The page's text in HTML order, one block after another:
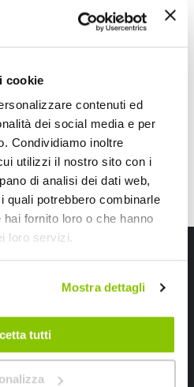
cookie
contenuti ed
dei social media e per
Condividiamo inoltre
utilizzi il nostro sito con i
di analisi dei dati web,
quali potrebbero combinarle
fornito loro o che hanno
loro servizi.
Mostra dettagli
tutti
VALTER MOTO
Speedup
per il tuo primo acquisto online!